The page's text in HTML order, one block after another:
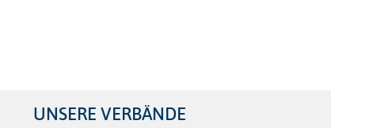
UNSERE VERBÄNDE